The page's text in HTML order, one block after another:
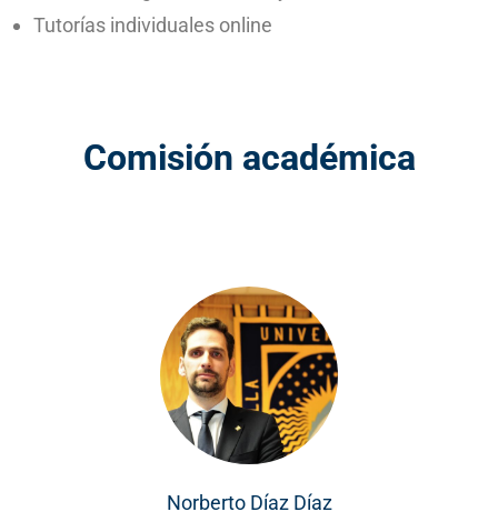
Tutorías individuales online
Comisión académica
Norberto Díaz Díaz